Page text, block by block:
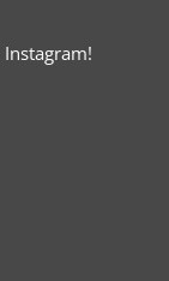
Instagram!